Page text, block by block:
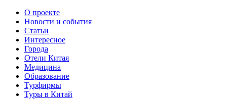
О проекте
Новости и события
Статьи
Интересное
Города
Отели Китая
Медицина
Образование
Турфирмы
Туры в Китай